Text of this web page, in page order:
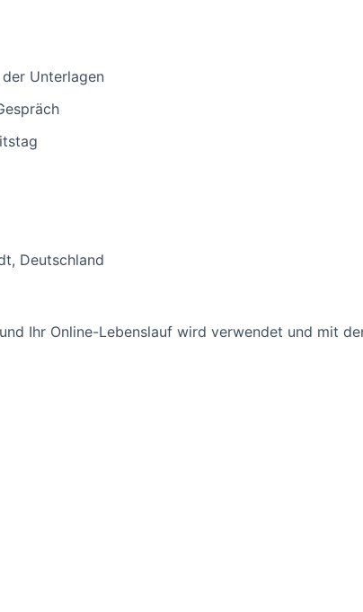
Unterlagen
Deutschland
Ihr Online-Lebenslauf wird verwendet und mit